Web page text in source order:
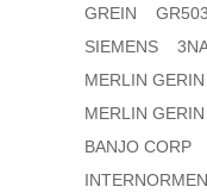
GREIN
SIEMENS
MERLIN
MERLIN
BANJO CORP